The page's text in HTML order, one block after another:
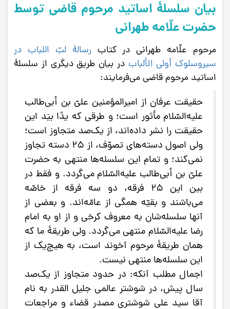
بیان سلسلۀ اساتید مرحوم قاضی توسط
حضرت علّامه طهرانی
مرحوم علّامه طهرانی در کتاب رسالۀ لبّ اللباب در
سیروسلوک أولی الألباب در بیان طریق دیگری از سلسلۀ
اساتید مرحوم قاضی می‌فرمایند:
حقیقت عرفان از امیرالمؤمنین علیّ بن أبی‌طالب
علیه‌السّلام مأثور است؛ و طرقی که یدًا بیَد این
حقیقت را نشر داده‌اند، از یک‌صد متجاوز است؛
ولی اصول دسته‌های تصوّف، از 25 دسته تجاوز
نمی‌کند؛ و تمام این سلسله‌ها منتهی به حضرت
علیّ بن أبی‌طالب علیه‌السّلام می‌گردد. و فقط در
بین این 25 فرقه، دو سه فرقه از خاصّه
می‌باشند و بقیّه همگی از عامّه‌اند. و بعضی از
آنها سلسله‌شان به معروف کرخی و از او به امام
رضا علیه‌السّلام منتهی می‌گردد. ولی طریقۀ ما که
همان طریقۀ مرحوم آخوند است، به هیچ‌یک از
این سلسله‌ها منتهی نیست.
اجمال مطلب آنکه: در حدود متجاوز از یک‌صد
سال پیش، در شوشتر عالمی جلیل القدر به نام
آقا سید علی شوشتری مصدر قضاء و مراجعات